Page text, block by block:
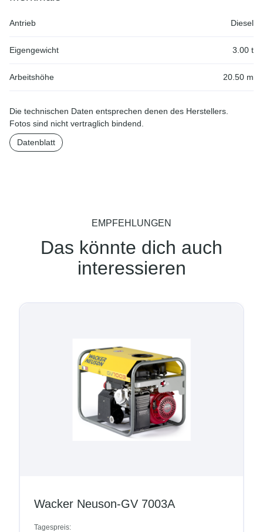
Antrieb Diesel
Eigengewicht 3.00 t
Arbeitshöhe 20.50 m
Die technischen Daten entsprechen denen des Herstellers.
Fotos sind nicht vertraglich bindend.
Datenblatt
EMPFEHLUNGEN
Das könnte dich auch
interessieren
Wacker Neuson-GV 7003A
Tagespreis: